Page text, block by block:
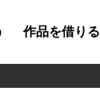
作品を借りる